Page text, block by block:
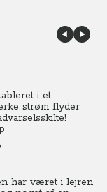
i et
strøm flyder
har været i lejren